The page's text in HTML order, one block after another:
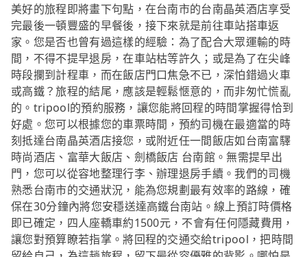
美好的旅程即將畫下句點，在台南市的台南晶英酒店享受
完最後一頓豐盛的早餐後，接下來就是前往車站搭車返
家。您是否也曾有過這樣的經驗：為了配合大眾運輸的時
間，不得不提早退房，在車站枯等許久；或是為了在尖峰
時段攔到計程車，而在飯店門口焦急不已，深怕錯過火車
或高鐵？旅程的結尾，應該是輕鬆愜意的，而非匆忙慌亂
的。tripool的預約服務，讓您能將回程的時間掌握得恰到
好處。您可以根據您的車票時間，預約司機在最適當的時
刻抵達台南晶英酒店接您，或附近任一間飯店如台南富驛
時尚酒店、富華大飯店、劍橋飯店 台南館。無需提早出
門，您可以從容地整理行李、辦理退房手續。我們的司機
熟悉台南市的交通狀況，能為您規劃最有效率的路線，確
保在30分鐘內將您安穩送達高鐵台南站。線上預訂時價格
即已確定，四人座轎車約1500元，不會有任何隱藏費用，
讓您對預算瞭若指掌。將回程的交通交給tripool，把時間